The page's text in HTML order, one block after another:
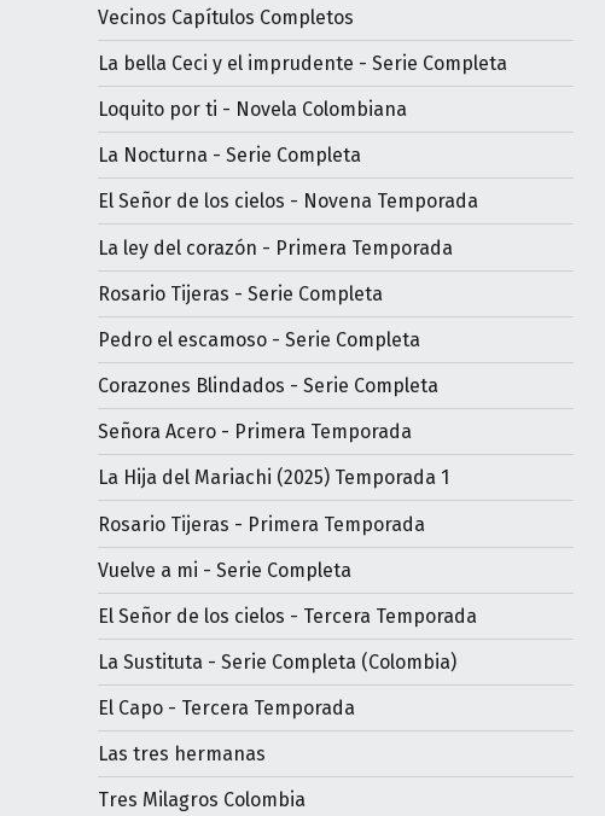
Vecinos Capítulos Completos
La bella Ceci y el imprudente - Serie Completa
Loquito por ti - Novela Colombiana
La Nocturna - Serie Completa
El Señor de los cielos - Novena Temporada
La ley del corazón - Primera Temporada
Rosario Tijeras - Serie Completa
Pedro el escamoso - Serie Completa
Corazones Blindados - Serie Completa
Señora Acero - Primera Temporada
La Hija del Mariachi (2025) Temporada 1
Rosario Tijeras - Primera Temporada
Vuelve a mi - Serie Completa
El Señor de los cielos - Tercera Temporada
La Sustituta - Serie Completa (Colombia)
El Capo - Tercera Temporada
Las tres hermanas
Tres Milagros Colombia